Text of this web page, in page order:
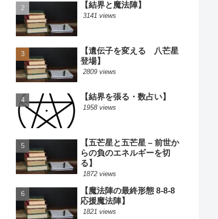
【結界と魔法陣】
3141 views
【遺伝子を変える 八芒星
登場】
2809 views
【結界を張る・数占い】
1958 views
【五芒星と五芒星 – 前世か
らの負のエネルギーを切
る】
1872 views
【魔法陣の最終形態 8-8-8
応援魔法陣】
1821 views